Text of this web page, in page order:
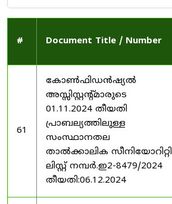
# Document Title / Number
61
കോൺഫിഡൻഷ്യൽ
അസ്സിസ്റ്റന്റ്മാരുടെ
01.11.2024 തീയതി
പ്രാബല്യത്തിലുള്ള
സംസ്ഥാനതല
താൽക്കാലിക സീനിയോറിറ്റി
ലിസ്റ്റ് നമ്പർ.ഇ2-8479/2024
തീയതി:06.12.2024